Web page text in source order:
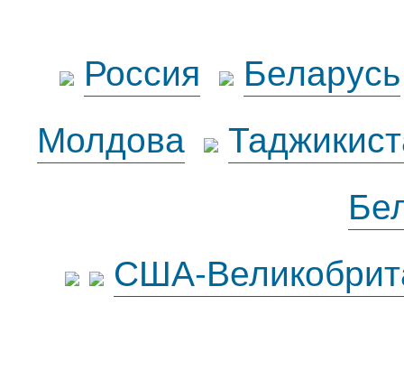
Россия
Беларусь
Молдова
США-